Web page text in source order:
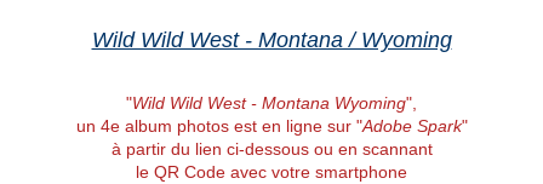
Wild Wild West - Montana / Wyoming
"Wild Wild West - Montana Wyoming",
un 4e album photos est en ligne sur "Adobe Spark"
à partir du lien ci-dessous ou en scannant
le QR Code avec votre smartphone